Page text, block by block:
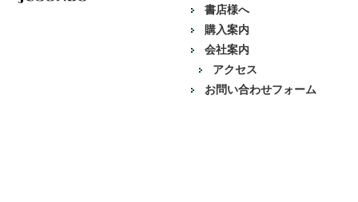
書店様へ
購入案内
会社案内
アクセス
お問い合わせフォーム